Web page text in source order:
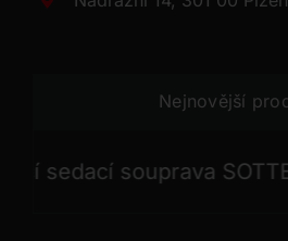
Nejnovější
souprava SOTTER